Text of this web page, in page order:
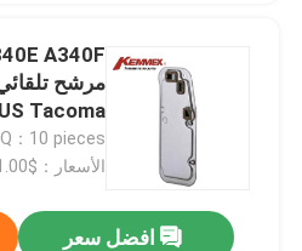
اتصل بنا
مرشح ناقل الحركة الأوتوماتيكي
A340F
Tacoma
Sequoia
：10 pieces
الأسعار：$1.00 - $4.00/pieces
افضل سعر